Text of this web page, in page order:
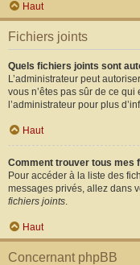
Haut
Fichiers joints
Quels fichiers joints sont
L’administrateur peut
vous n’êtes pas sûr de ce
l’administrateur pour plus
Haut
Comment trouver tous mes
Pour accéder à la liste des
messages privés, allez dans
fichiers joints.
Haut
Concernant phpBB